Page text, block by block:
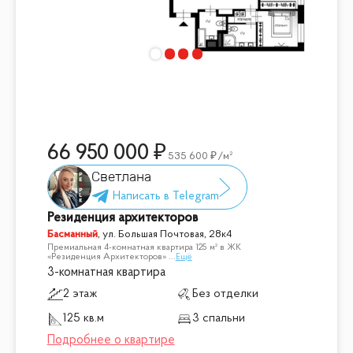
66 950 000 535 600 /м²
Светлана
Резиденция архитекторов
Басманный, ул. Большая Почтовая, 28к4
Премиальная 4-комнатная квартира 125 м² в ЖК
«Резиденция Архитекторов» ... Ещё
3-комнатная квартира
2 этаж
Без отделки
125 кв.м
3 спальни